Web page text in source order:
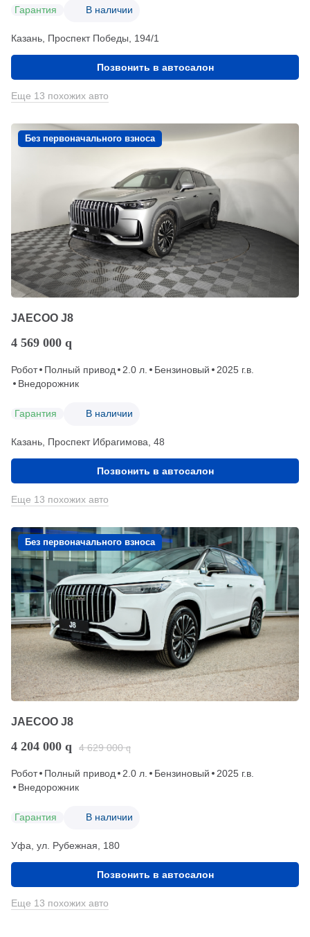
Гарантия В наличии
Казань, Проспект Победы, 194/1
Позвонить в автосалон
Еще 13 похожих авто
Без первоначального взноса
JAECOO J8
4 569 000 q
Робот Полный привод 2.0 л. Бензиновый
2025 г.в.
Внедорожник
Гарантия В наличии
Казань, Проспект Ибрагимова, 48
Позвонить в автосалон
Еще 13 похожих авто
Без первоначального взноса
JAECOO J8
4 204 000 q 4 629 000 q
Робот Полный привод 2.0 л. Бензиновый
2025 г.в.
Внедорожник
Гарантия В наличии
Уфа, ул. Рубежная, 180
Позвонить в автосалон
Еще 13 похожих авто